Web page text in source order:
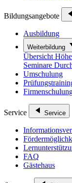
Bildungsangebote
Ausbildung
Weiterbildung
Übersicht
Seminare
Umschulung
Service Service
FAQ
Gästehaus